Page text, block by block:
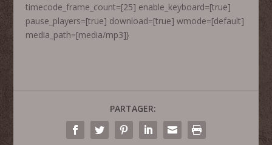
timecode_frame_count=[25] enable_keyboard=[true]
pause_players=[true] download=[true] wmode=[default]
media_path=[media/mp3]}
PARTAGER: